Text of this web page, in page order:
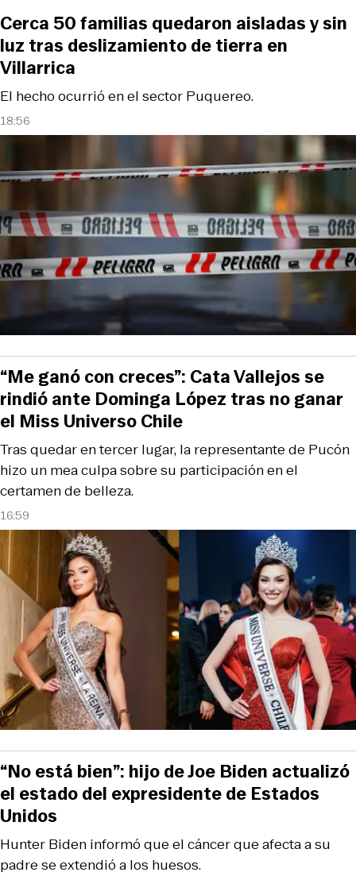
18:56
El hecho ocurrió en el sector Puquereo.
Cerca 50 familias quedaron aisladas y sin
luz tras deslizamiento de tierra en
Villarrica
16:59
Tras quedar en tercer lugar, la representante de Pucón
hizo un mea culpa sobre su participación en el
certamen de belleza.
“Me ganó con creces”: Cata Vallejos se
rindió ante Dominga López tras no ganar
el Miss Universo Chile
Hunter Biden informó que el cáncer que afecta a su
padre se extendió a los huesos.
“No está bien”: hijo de Joe Biden actualizó
el estado del expresidente de Estados
Unidos